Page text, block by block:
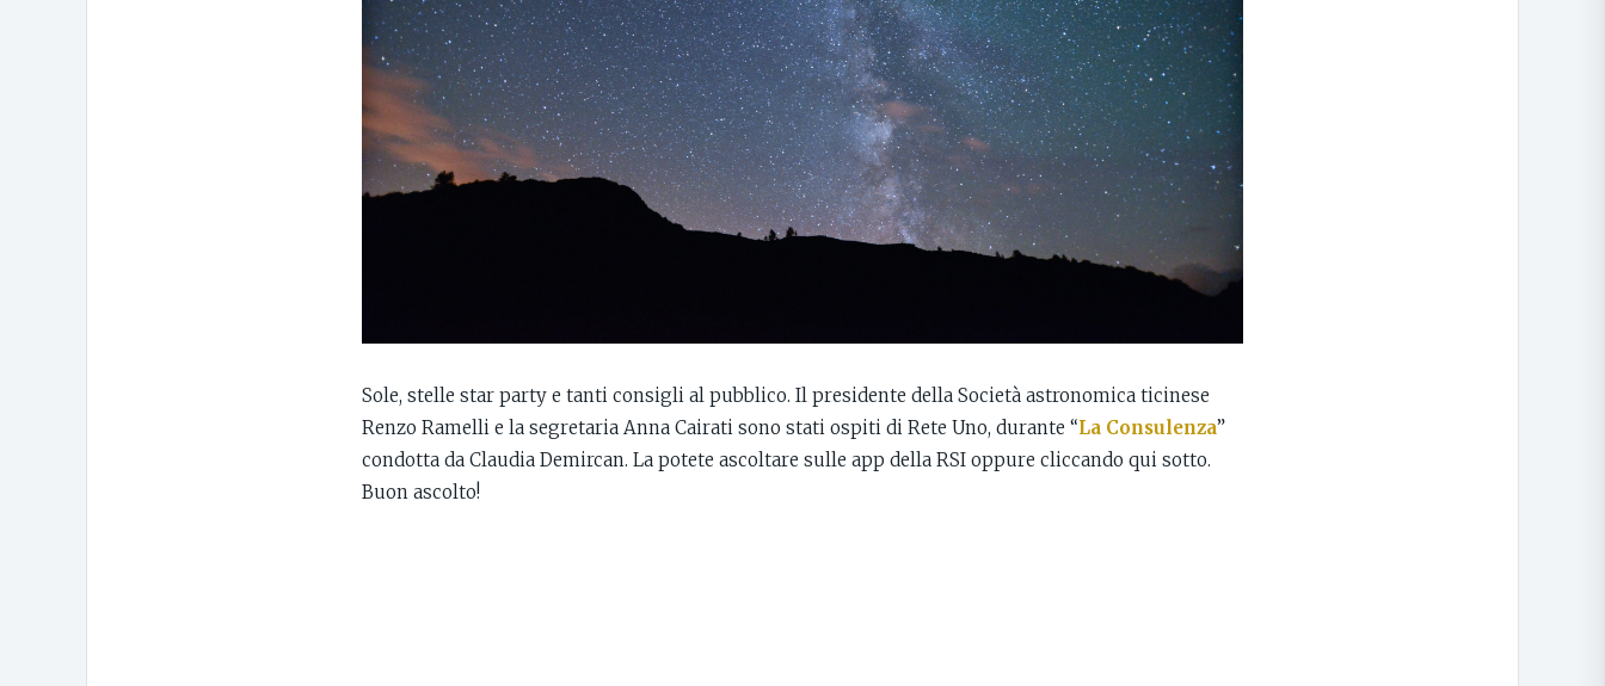
Sole, stelle star party e tanti consigli al pubblico. Il presidente della Società astronomica ticinese
Renzo Ramelli e la segretaria Anna Cairati sono stati ospiti di Rete Uno, durante “La Consulenza”
condotta da Claudia Demircan. La potete ascoltare sulle app della RSI oppure cliccando qui sotto.
Buon ascolto!